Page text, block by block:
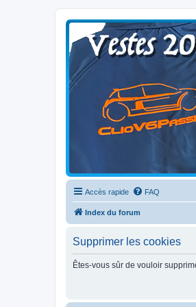
Clio V6 Passion
Le site français des passionnés de
Accès rapide FAQ
Index du forum
Supprimer les cookies
Êtes-vous sûr de vouloir